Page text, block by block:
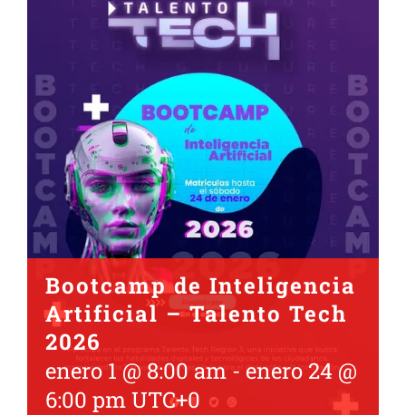
Bootcamp de Inteligencia
Artificial – Talento Tech
2026
enero 1 @ 8:00 am - enero 24 @
6:00 pmUTC+0